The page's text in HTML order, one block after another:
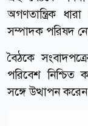
অগণতান্ত্রিক
সম্পাদক পরিষদ
বৈঠকে
পরিবেশ
সঙ্গে উত্থাপন